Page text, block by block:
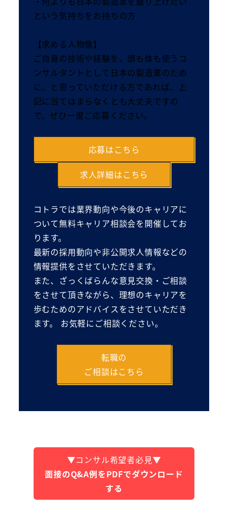
という気持ちをお持ちの方
【求める人物像】
ご自身の技術や経験を、頭も体も使うコ
ンサルタントとして日本の製造業のため
に、と思っていただける方であれば、上
記に当てはまらなくとも大丈夫ですの
で、ぜひ一度ご応募ください。
応募はこちら
求人詳細はこちら
コトラでは業界動向や今後のキャリアに
ついて無料キャリア相談会を開催してお
ります。
最新の採用動向や非公開求人情報などの
情報提供をさせていただきます。
また、ざっくばらんな意見交換・ご相談
をさせて頂きながら、理想のキャリアを
歩むためのアドバイスをさせていただき
ます。 お気軽にご相談ください。
転職の
ご相談はこちら
▼コンサル希望者必見▼
面接のQ&A例をPDFでダウンロード
する